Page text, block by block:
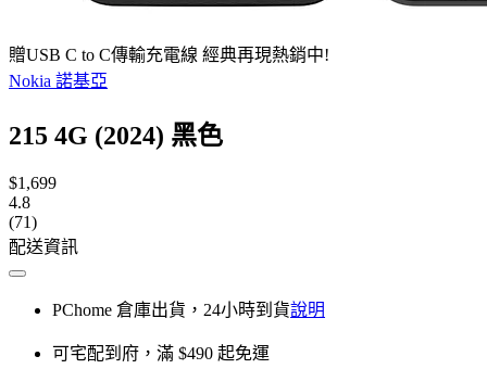
贈USB C to C傳輸充電線 經典再現熱銷中!
Nokia 諾基亞
215 4G (2024) 黑色
$1,699
4.8
(71)
配送資訊
PChome 倉庫出貨，24小時到貨說明
可宅配到府，滿 $490 起免運